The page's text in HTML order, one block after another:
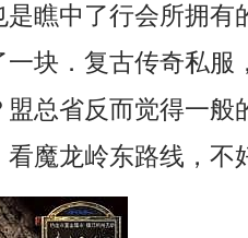
是瞧中了行会所拥有
块．复古传奇私服
总省反而觉得一般
魔龙岭东路线，不